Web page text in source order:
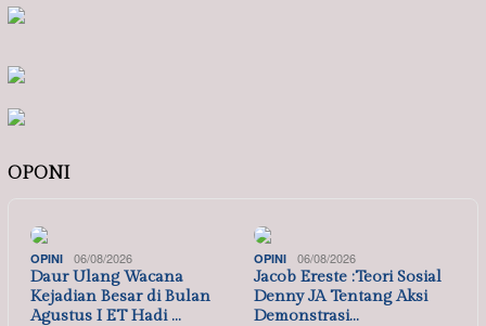
OPONI
OPINI 06/08/2026
Daur Ulang Wacana
Kejadian Besar di Bulan
Agustus I ET Hadi …
OPINI 06/08/2026
Jacob Ereste :Teori Sosial
Denny JA Tentang Aksi
Demonstrasi…